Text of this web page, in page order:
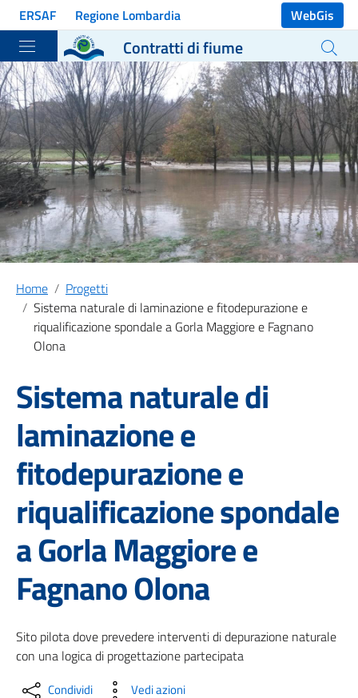
Vai ai contenuti
Vai al menu di navigazione
Vai al footer
ERSAF Regione Lombardia WebGis
Contratti di fiume
Home
Progetti
Sistema naturale di laminazione e fitodepurazione e
riqualificazione spondale a Gorla Maggiore e Fagnano
Olona
Sistema naturale di
laminazione e
fitodepurazione e
riqualificazione spondale
a Gorla Maggiore e
Fagnano Olona
Sito pilota dove prevedere interventi di depurazione naturale
con una logica di progettazione partecipata
Condividi Vedi azioni